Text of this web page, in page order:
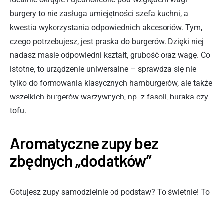
burgery to nie zasługa umiejętności szefa kuchni, a
kwestia wykorzystania odpowiednich akcesoriów. Tym,
czego potrzebujesz, jest praska do burgerów. Dzięki niej
nadasz masie odpowiedni kształt, grubość oraz wagę. Co
istotne, to urządzenie uniwersalne – sprawdza się nie
tylko do formowania klasycznych hamburgerów, ale także
wszelkich burgerów warzywnych, np. z fasoli, buraka czy
tofu.
Aromatyczne zupy bez
zbędnych „dodatków”
Gotujesz zupy samodzielnie od podstaw? To świetnie! To